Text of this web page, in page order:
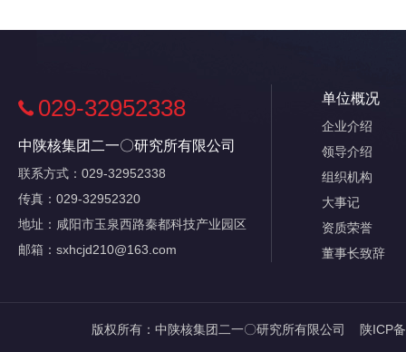
029-32952338
中陕核集团二一〇研究所有限公司
联系方式：029-32952338
传真：029-32952320
地址：咸阳市玉泉西路秦都科技产业园区
邮箱：sxhcjd210@163.com
单位概况
企业介绍
领导介绍
组织机构
大事记
资质荣誉
董事长致辞
版权所有：中陕核集团二一〇研究所有限公司 陕ICP